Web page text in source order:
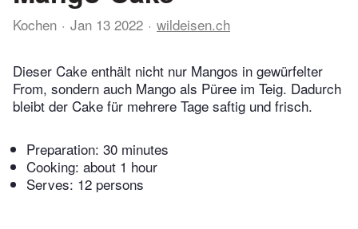
Kochen Jan 13 2022 wildeisen.ch
Dieser Cake enthält nicht nur Mangos in gewürfelter
From, sondern auch Mango als Püree im Teig. Dadurch
bleibt der Cake für mehrere Tage saftig und frisch.
Preparation: 30 minutes
Cooking: about 1 hour
Serves: 12 persons